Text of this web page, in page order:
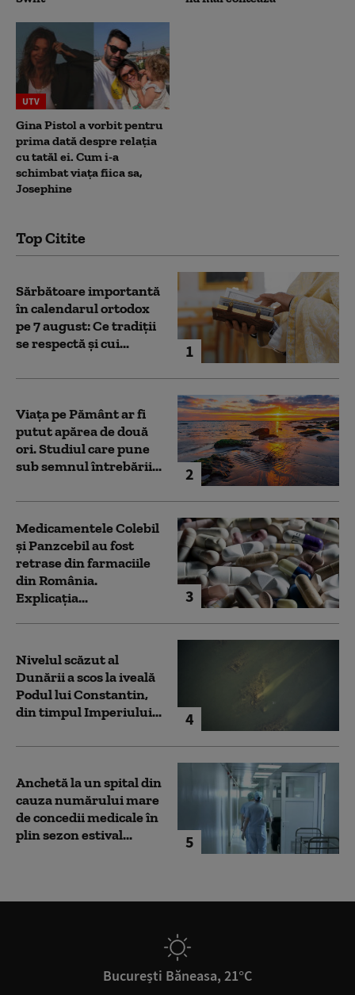
UTV
Gina Pistol a vorbit pentru
prima dată despre relația
cu tatăl ei. Cum i-a
schimbat viața fiica sa,
Josephine
Top Citite
1
Sărbătoare importantă
în calendarul ortodox
pe 7 august: Ce tradiții
se respectă și cui...
2
Viața pe Pământ ar fi
putut apărea de două
ori. Studiul care pune
sub semnul întrebării...
3
Medicamentele Colebil
și Panzcebil au fost
retrase din farmaciile
din România.
Explicația...
4
Nivelul scăzut al
Dunării a scos la iveală
Podul lui Constantin,
din timpul Imperiului...
5
Anchetă la un spital din
cauza numărului mare
de concedii medicale în
plin sezon estival...
București Băneasa, 21°C